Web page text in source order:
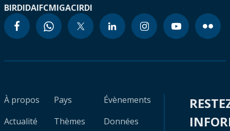
BIRDIDAIFCMIGACIRDI
À propos
Actualité
Pays
Thèmes
Évènements
Données